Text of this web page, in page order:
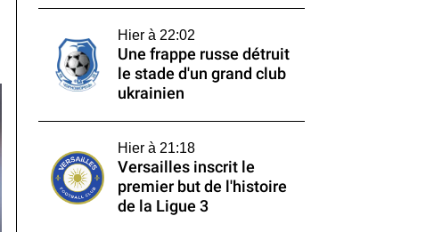
Hier à 22:02
Une frappe russe détruit
le stade d'un grand club
ukrainien
Hier à 21:18
Versailles inscrit le
premier but de l'histoire
de la Ligue 3